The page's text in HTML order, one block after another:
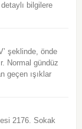
bilgilere
şeklinde, önde
Normal gündüz
geçen ışıklar
2176. Sokak